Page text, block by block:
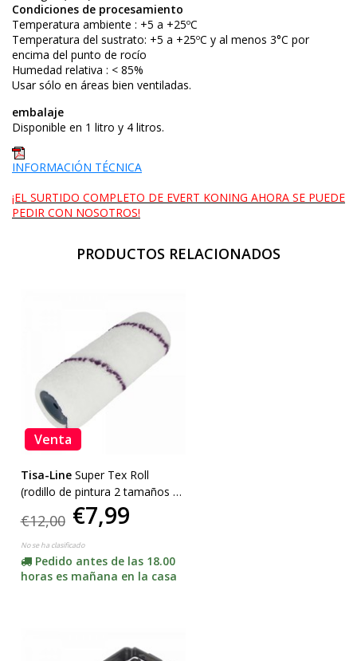
Condiciones de procesamiento
Temperatura ambiente : +5 a +25ºC
Temperatura del sustrato: +5 a +25ºC y al menos 3°C por
encima del punto de rocío
Humedad relativa : < 85%
Usar sólo en áreas bien ventiladas.
embalaje
Disponible en 1 litro y 4 litros.
INFORMACIÓN TÉCNICA
¡EL SURTIDO COMPLETO DE EVERT KONING AHORA SE PUEDE
PEDIR CON NOSOTROS!
PRODUCTOS RELACIONADOS
Venta
Tisa-Line Super Tex Roll
(rodillo de pintura 2 tamaños de
18 o 25 cm, haga clic aquí)
€12,00 €7,99
No se ha clasificado
Pedido antes de las 18.00
horas es mañana en la casa